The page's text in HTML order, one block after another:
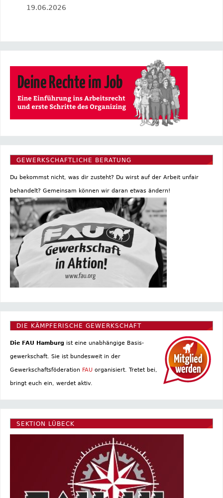
19.06.2026
GEWERKSCHAFTLICHE BERATUNG
Du bekommst nicht, was dir zusteht? Du wirst auf der Arbeit unfair
behandelt? Gemeinsam können wir daran etwas ändern!
DIE KÄMPFERISCHE GEWERKSCHAFT
Die FAU Hamburg ist eine un­abhängige Basis­
gewerkschaft. Sie ist bundesweit in der
Gewerkschaftsföderation FAU organisiert. Tretet bei,
bringt euch ein, werdet aktiv.
SEKTION LÜBECK